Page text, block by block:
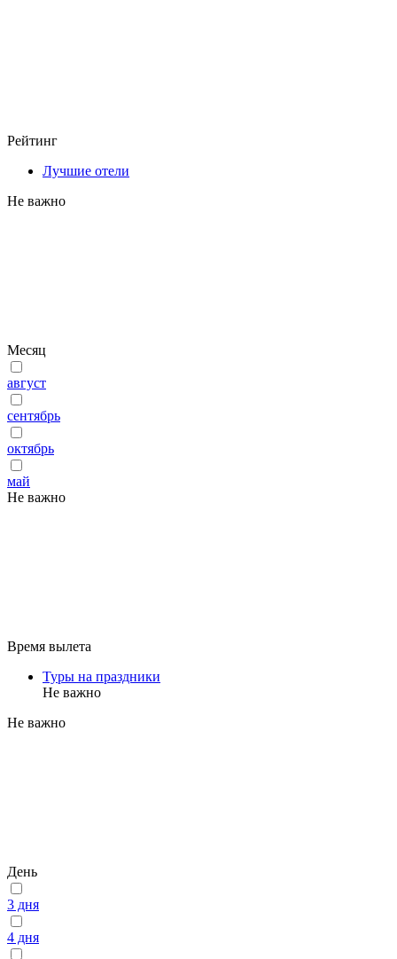
Рейтинг
Лучшие отели
Не важно
Месяц
август
сентябрь
октябрь
май
Не важно
Время вылета
Туры на праздники
Не важно
Не важно
День
3 дня
4 дня